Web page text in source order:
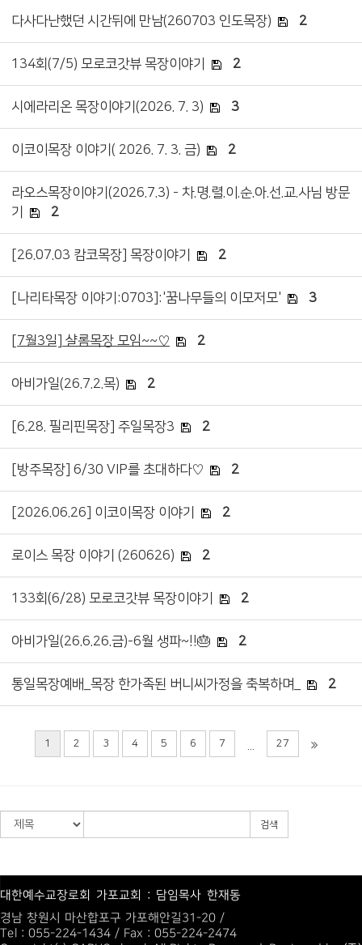
다사다난했던 시간뒤에 만남(260703 인도목장) 2
134회(7/5) 모로코갓뷰 목장이야기 2
시에라리온 목장이야기(2026. 7. 3) 3
이코이목장 이야기( 2026. 7. 3. 금) 2
라오스목장이야기(2026.7.3) - 차.명.렬.이.순.아.선.교.사님 방문
기
2
[26.07.03 캄코목장] 목장이야기 2
[나리타목장 이야기:0703]:'꿈나무들의 이모저모' 3
[7월3일] 샬롬목장 모임~~♡ 2
아비가일(26.7.2.목) 2
[6.28. 필리핀목장] 주일목장3 2
[방주목장] 6/30 VIP를 초대하다♡ 2
[2026.06.26] 이코이목장 이야기 2
로이스 목장 이야기 (260626) 2
133회(6/28) 모로코갓뷰 목장이야기 2
아비가일(26.6.26.금)-6월 생파~!!🎂 2
통일목장예배_목장 한가족된 버니씨가정을 축복하며_ 2
1 2 3 4 5 6 7 27
검색
대한예수교장로회 가포교회 : 담임목사 한재동
경남 창원시 마산합포구 가포해안길31-20 /
Tel : 055-224-1434 / Fax : 055-224-2474